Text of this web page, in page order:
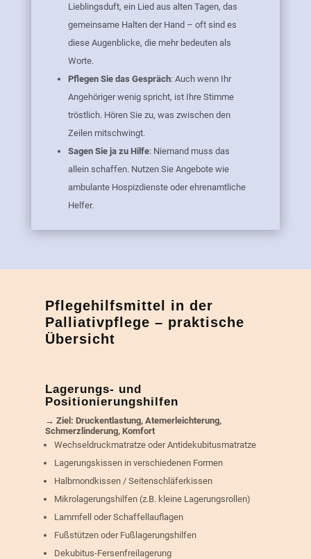
Lieblingsduft, ein Lied aus alten Tagen, das
gemeinsame Halten der Hand – oft sind es
diese Augenblicke, die mehr bedeuten als
Worte.
Pflegen Sie das Gespräch: Auch wenn Ihr
Angehöriger wenig spricht, ist Ihre Stimme
tröstlich. Hören Sie zu, was zwischen den
Zeilen mitschwingt.
Sagen Sie ja zu Hilfe: Niemand muss das
allein schaffen. Nutzen Sie Angebote wie
ambulante Hospizdienste oder ehrenamtliche
Helfer.
Pflegehilfsmittel in der
Palliativpflege – praktische
Übersicht
Lagerungs- und
Positionierungshilfen
→ Ziel: Druckentlastung, Atemerleichterung,
Schmerzlinderung, Komfort
Wechseldruckmatratze oder Antidekubitusmatratze
Lagerungskissen in verschiedenen Formen
Halbmondkissen / Seitenschläferkissen
Mikrolagerungshilfen (z.B. kleine Lagerungsrollen)
Lammfell oder Schaffellauflagen
Fußstützen oder Fußlagerungshilfen
Dekubitus-Fersenfreilagerung